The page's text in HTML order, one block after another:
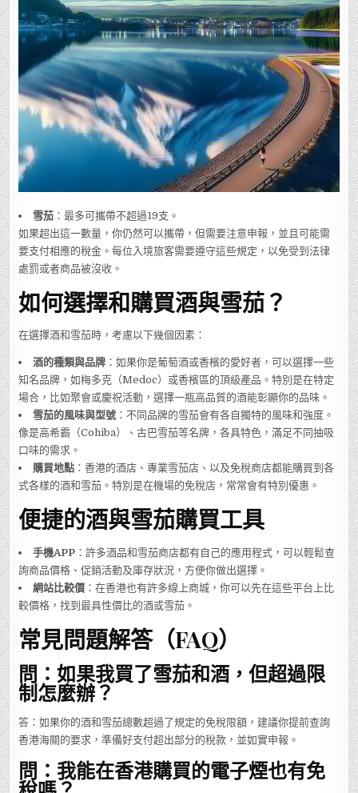
雪茄 ：最多可攜帶不超過19支。
如果超出這一數量，你仍然可以攜帶，但需要注意申報，並且可能需
要支付相應的稅金。每位入境旅客需要遵守這些規定，以免受到法律
處罰或者商品被沒收。
如何選擇和購買酒與雪茄？
在選擇酒和雪茄時，考慮以下幾個因素：
酒的種類與品牌 ：如果你是葡萄酒或香檳的愛好者，可以選擇一些
知名品牌，如梅多克（Medoc）或香檳區的頂級產品。特別是在特定
場合，比如聚會或慶祝活動，選擇一瓶高品質的酒能彰顯你的品味。
雪茄的風味與型號 ：不同品牌的雪茄會有各自獨特的風味和強度。
像是高希霸（Cohiba）、古巴雪茄等名牌，各具特色，滿足不同抽吸
口味的需求。
購買地點 ：香港的酒店、專業雪茄店、以及免稅商店都能購買到各
式各樣的酒和雪茄。特別是在機場的免稅店，常常會有特別優惠。
便捷的酒與雪茄購買工具
手機APP ：許多酒品和雪茄商店都有自己的應用程式，可以輕鬆查
詢商品價格、促銷活動及庫存狀況，方便你做出選擇。
網站比較價 ：在香港也有許多線上商城，你可以先在這些平台上比
較價格，找到最具性價比的酒或雪茄。
常見問題解答（FAQ）
問：如果我買了雪茄和酒，但超過限
制怎麼辦？
答：如果你的酒和雪茄總數超過了規定的免稅限額，建議你提前查詢
香港海關的要求，準備好支付超出部分的稅款，並如實申報。
問：我能在香港購買的電子煙也有免